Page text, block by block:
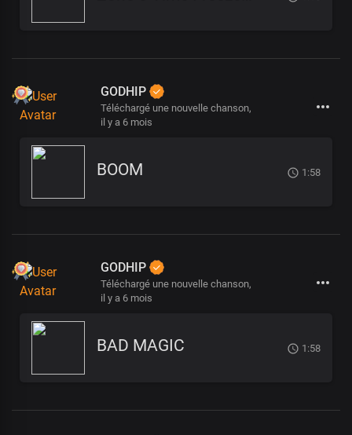
GODHIP
Téléchargé une nouvelle chanson,
il y a 6 mois
BOOM 1:58
GODHIP
Téléchargé une nouvelle chanson,
il y a 6 mois
BAD MAGIC 1:58